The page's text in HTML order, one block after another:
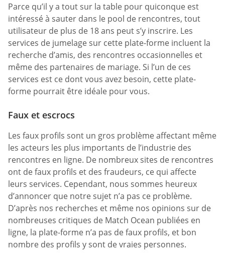
Parce qu’il y a tout sur la table pour quiconque est
intéressé à sauter dans le pool de rencontres, tout
utilisateur de plus de 18 ans peut s’y inscrire. Les
services de jumelage sur cette plate-forme incluent la
recherche d’amis, des rencontres occasionnelles et
même des partenaires de mariage. Si l’un de ces
services est ce dont vous avez besoin, cette plate-
forme pourrait être idéale pour vous.
Faux et escrocs
Les faux profils sont un gros problème affectant même
les acteurs les plus importants de l’industrie des
rencontres en ligne. De nombreux sites de rencontres
ont de faux profils et des fraudeurs, ce qui affecte
leurs services. Cependant, nous sommes heureux
d’annoncer que notre sujet n’a pas ce problème.
D’après nos recherches et même nos opinions sur de
nombreuses critiques de Match Ocean publiées en
ligne, la plate-forme n’a pas de faux profils, et bon
nombre des profils y sont de vraies personnes.